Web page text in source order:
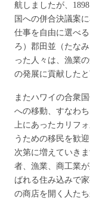
航しましたが、
国への併合決議案
仕事を自由に選べ
ろ）郡田並（たな
った人々は、漁業
の発展に貢献したと
またハワイの合衆
への移動、すなわ
上にあったカリフ
うための移民を歓
次第に増えていき
者、漁業、商工業
ばれる住み込みで
の商店を開く人たち